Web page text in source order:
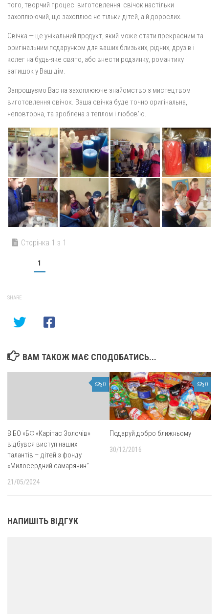
того, творчий процес виготовлення свічок настільки
захоплюючий, що захоплює не тільки дітей, а й дорослих.
Свічка — це унікальний продукт, який може стати прекрасним та
оригінальним подарунком для ваших близьких, рідних, друзів і
колег на будь-яке свято, або внести родзинку, романтику і
затишок у Ваш дім.
Запрошуємо Вас на захоплююче знайомство з мистецтвом
виготовлення свічок. Ваша свічка буде точно оригінальна,
неповторна, та зроблена з теплом і любов’ю.
Сторінка 1 з 1
1
SHARE
ВАМ ТАКОЖ МАЄ СПОДОБАТИСЬ...
0
В БО «БФ «Карітас Золочів»
відбувся виступ наших
талантів – дітей з фонду
«Милосердний самарянин”.
21/05/2024
0
Подаруй добро ближньому
30/12/2016
НАПИШІТЬ ВІДГУК